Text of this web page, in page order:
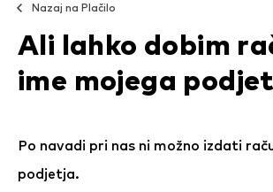
Nazaj na Plačilo
Ali lahko dobim
ime mojega
Po navadi pri nas ni možno izdati
podjetja.